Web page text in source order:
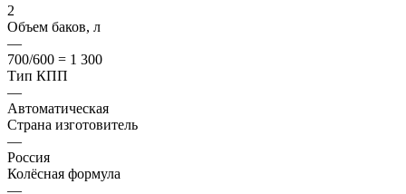
2
Объем баков, л
—
700/600 = 1 300
Тип КПП
—
Автоматическая
Страна изготовитель
—
Россия
Колёсная формула
—